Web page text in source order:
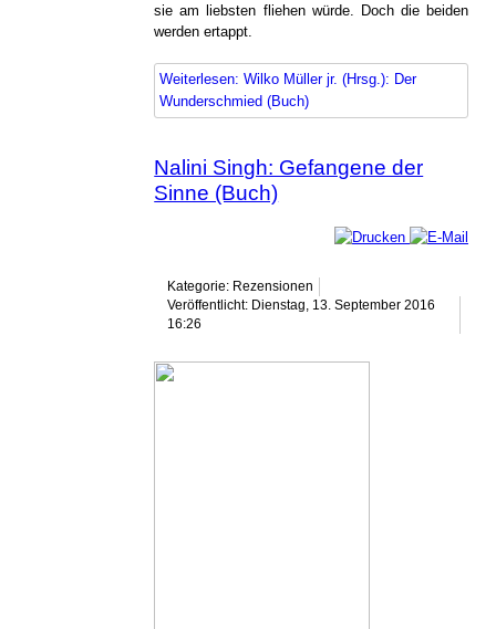
sie am liebsten fliehen würde. Doch die beiden
werden ertappt.
Weiterlesen: Wilko Müller jr. (Hrsg.): Der
Wunderschmied (Buch)
Nalini Singh: Gefangene der
Sinne (Buch)
Kategorie: Rezensionen
Veröffentlicht: Dienstag, 13. September 2016
16:26